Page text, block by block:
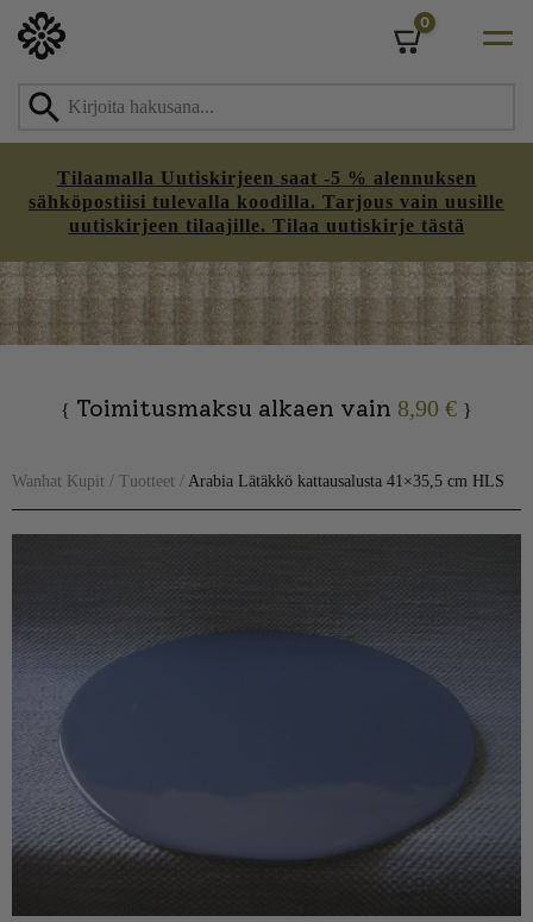
Tilaamalla Uutiskirjeen saat -5 % alennuksen
sähköpostiisi tulevalla koodilla. Tarjous vain uusille
uutiskirjeen tilaajille. Tilaa uutiskirje tästä
0
{ Toimitusmaksu alkaen vain 8,90 € }
Wanhat Kupit / Tuotteet / Arabia Lätäkkö kattausalusta 41×35,5 cm HLS